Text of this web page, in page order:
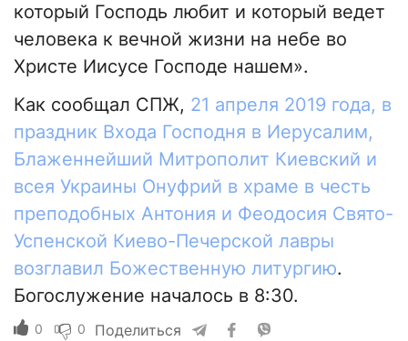
который Господь любит и который ведет
человека к вечной жизни на небе во
Христе Иисусе Господе нашем».
Как сообщал СПЖ, 21 апреля 2019 года, в
праздник Входа Господня в Иерусалим,
Блаженнейший Митрополит Киевский и
всея Украины Онуфрий в храме в честь
преподобных Антония и Феодосия Свято-
Успенской Киево-Печерской лавры
возглавил Божественную литургию.
Богослужение началось в 8:30.
0 0 Поделиться